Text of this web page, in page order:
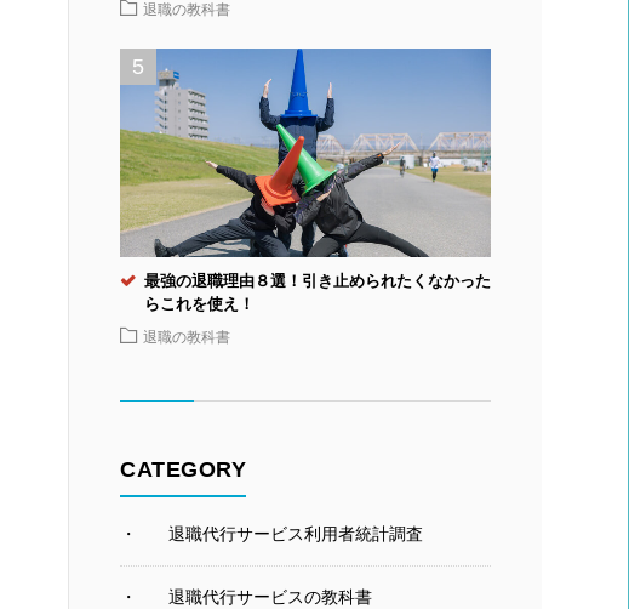
退職の教科書
最強の退職理由８選！引き止められたくなかった
らこれを使え！
退職の教科書
CATEGORY
退職代行サービス利用者統計調査
退職代行サービスの教科書